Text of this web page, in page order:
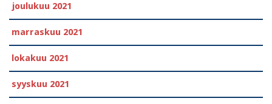
joulukuu 2021
marraskuu 2021
lokakuu 2021
syyskuu 2021